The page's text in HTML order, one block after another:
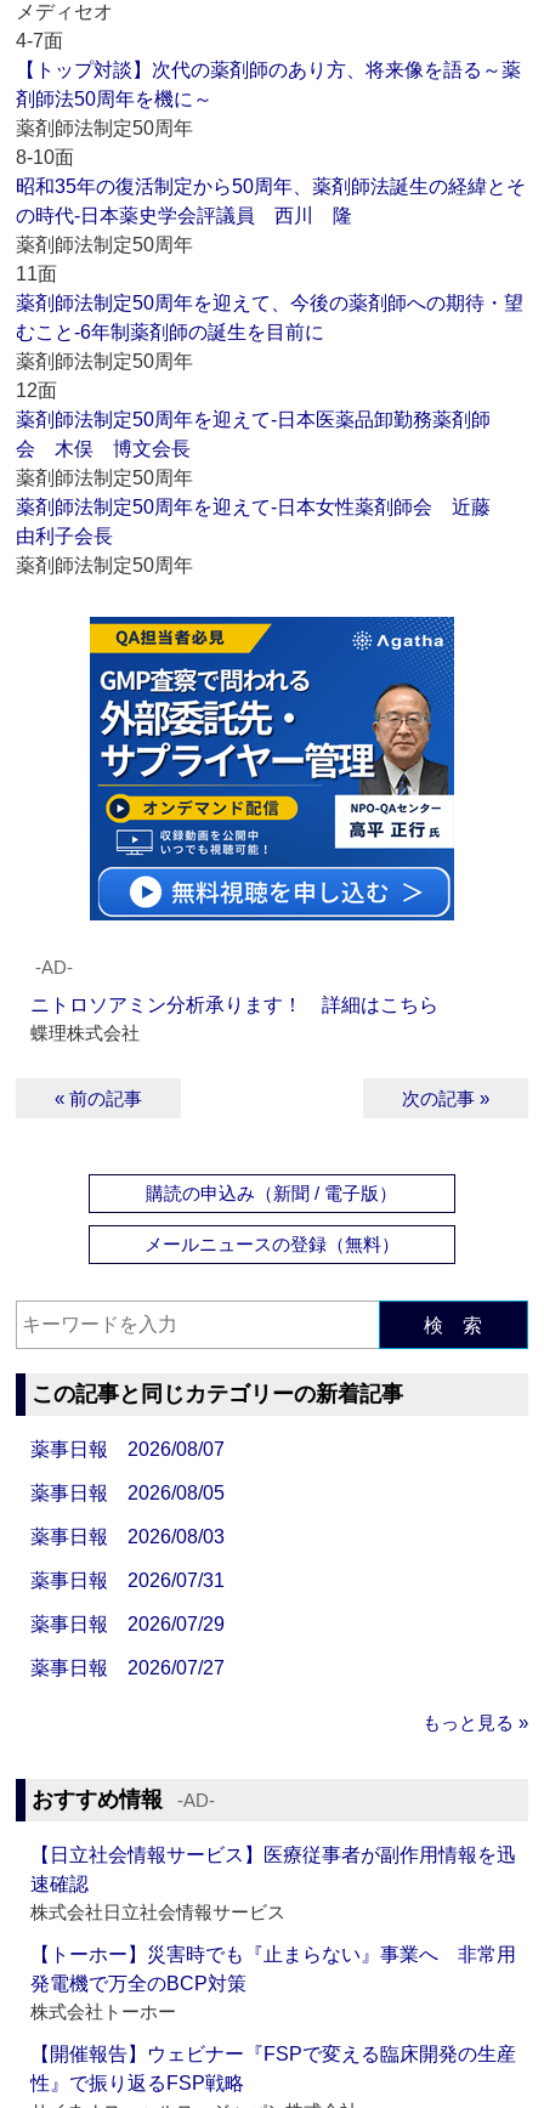
メディセオ
4-7面
【トップ対談】次代の薬剤師のあり方、将来像を語る～薬
剤師法50周年を機に～
薬剤師法制定50周年
8-10面
昭和35年の復活制定から50周年、薬剤師法誕生の経緯とそ
の時代‐日本薬史学会評議員 西川 隆
薬剤師法制定50周年
11面
薬剤師法制定50周年を迎えて、今後の薬剤師への期待・望
むこと‐6年制薬剤師の誕生を目前に
薬剤師法制定50周年
12面
薬剤師法制定50周年を迎えて‐日本医薬品卸勤務薬剤師
会 木俣 博文会長
薬剤師法制定50周年
薬剤師法制定50周年を迎えて‐日本女性薬剤師会 近藤
由利子会長
薬剤師法制定50周年
‐AD‐
ニトロソアミン分析承ります！ 詳細はこちら
蝶理株式会社
« 前の記事 次の記事 »
購読の申込み（新聞 / 電子版）
メールニュースの登録（無料）
検 索
この記事と同じカテゴリーの新着記事
薬事日報 2026/08/07
薬事日報 2026/08/05
薬事日報 2026/08/03
薬事日報 2026/07/31
薬事日報 2026/07/29
薬事日報 2026/07/27
もっと見る »
おすすめ情報 ‐AD‐
【日立社会情報サービス】医療従事者が副作用情報を迅
速確認
株式会社日立社会情報サービス
【トーホー】災害時でも『止まらない』事業へ 非常用
発電機で万全のBCP対策
株式会社トーホー
【開催報告】ウェビナー『FSPで変える臨床開発の生産
性』で振り返るFSP戦略